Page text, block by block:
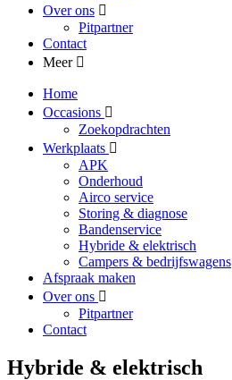
Over ons
Pitpartner
Contact
Meer
Home
Occasions
Zoekopdrachten
Werkplaats
APK
Onderhoud
Airco service
Storing & diagnose
Bandenservice
Hybride & elektrisch
Campers & bedrijfswagens
Afspraak maken
Over ons
Pitpartner
Contact
Hybride & elektrisch